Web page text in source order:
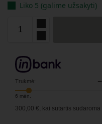
Liko 5 (galime užsakyti)
Trukmė: −
6 mėn.
300,00€, kai sutartis sudaroma12